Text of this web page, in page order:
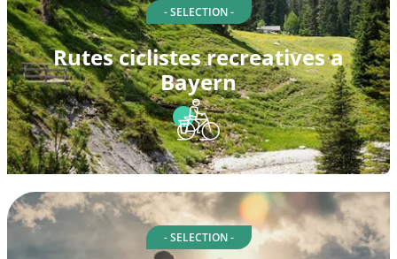
- SELECTION -
Rutes ciclistes recreatives a
Bayern
- SELECTION -